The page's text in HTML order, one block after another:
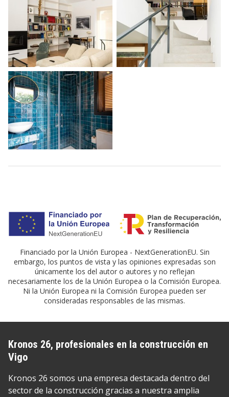
Financiado por la Unión Europea - NextGenerationEU. Sin
embargo, los puntos de vista y las opiniones expresadas son
únicamente los del autor o autores y no reflejan
necesariamente los de la Unión Europea o la Comisión Europea.
Ni la Unión Europea ni la Comisión Europea pueden ser
consideradas responsables de las mismas.
Kronos 26, profesionales en la construcción en
Vigo
Kronos 26 somos una empresa destacada dentro del
sector de la construcción gracias a nuestra amplia